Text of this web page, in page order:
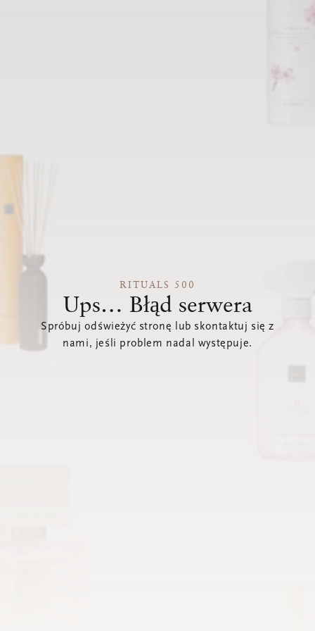
RITUALS 500
Ups… Błąd serwera
Spróbuj odświeżyć stronę lub skontaktuj się z
nami, jeśli problem nadal występuje.